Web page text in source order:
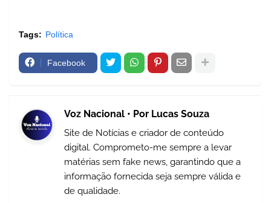
Tags: Política
Facebook
Voz Nacional • Por Lucas Souza
Site de Notícias e criador de conteúdo
digital. Comprometo-me sempre a levar
matérias sem fake news, garantindo que a
informação fornecida seja sempre válida e
de qualidade.